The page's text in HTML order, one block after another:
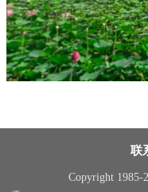
联
Copyright 1985-